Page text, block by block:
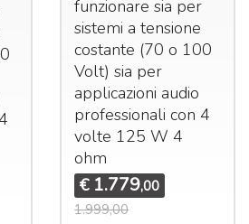
funzionare sia per
sistemi a tensione
costante (70 o 100
Volt) sia per
applicazioni audio
professionali con 4
volte 125 W 4
ohm
€ 1.779,00
1.999,00